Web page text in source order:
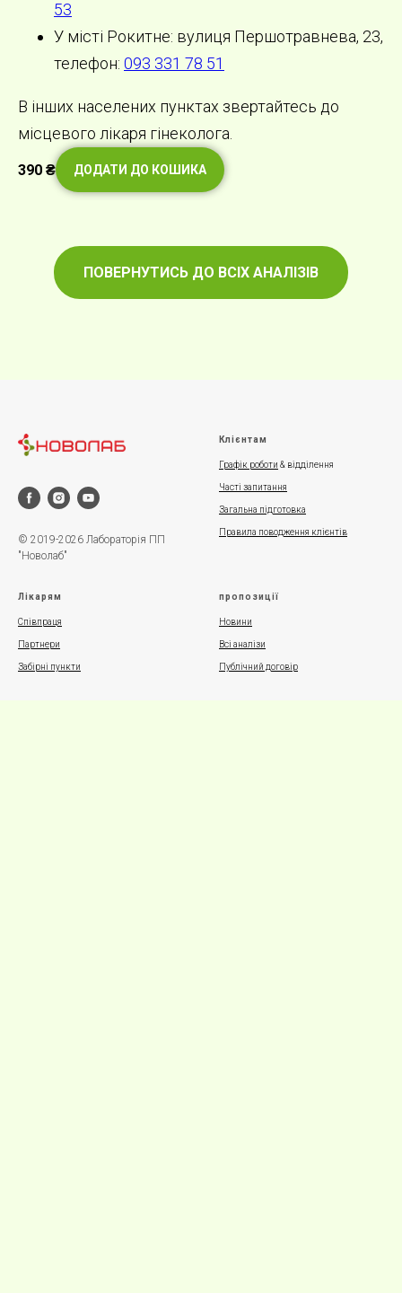
53
У місті Рокитне: вулиця Першотравнева, 23,
телефон: 093 331 78 51
В інших населених пунктах звертайтесь до
місцевого лікаря гінеколога.
390 ₴ ДОДАТИ ДО КОШИКА
ПОВЕРНУТИСЬ ДО ВСІХ АНАЛІЗІВ
© 2019-2026 Лабораторія ПП
"Новолаб"
Клієнтам
Графік роботи & відділення
Часті запитання
Загальна підготовка
Правила поводження клієнтів
Лікарям
Співпраця
Партнери
Забірні пункти
пропозиції
Новини
Всі аналізи
Публічний договір